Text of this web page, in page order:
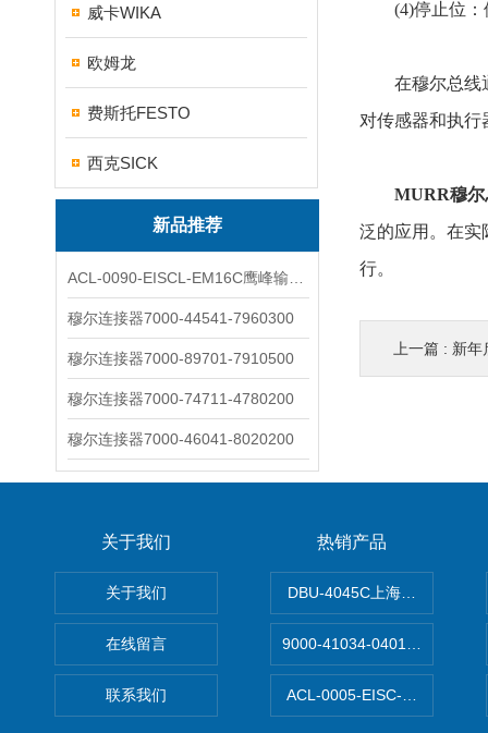
威卡WIKA
欧姆龙
费斯托FESTO
西克SICK
新品推荐
穆尔连接器7000-44541-7960300
穆尔连接器7000-89701-7910500
穆尔连接器7000-74711-4780200
穆尔连接器7000-46041-8020200
(4)停止位：
在穆尔总线通
对传感器和执行
MURR穆尔
泛的应用。在实
行。
上一篇 : 新年
关于我们
关于我们
在线留言
联系我们
热销产品
DBU-4045C上海鹰峰制动单
9000-41034-0401000穆尔
ACL-0005-EISC-E2M8C上海